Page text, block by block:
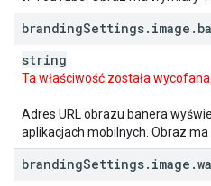
brandingSettings. image .
string
Ta właściwość została wycofana.
Adres URL obrazu banera
aplikacjach mobilnych. Obraz ma
brandingSettings. image .